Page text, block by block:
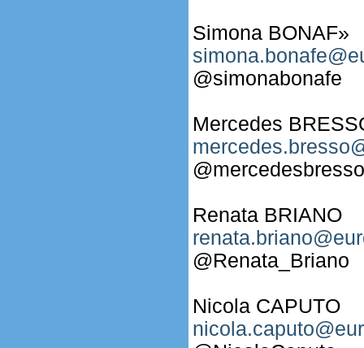
Simona BONAF»
@simonabonafe
Mercedes
@mercedesbresso
Renata BRIANO
@Renata_Briano
Nicola CAPUTO